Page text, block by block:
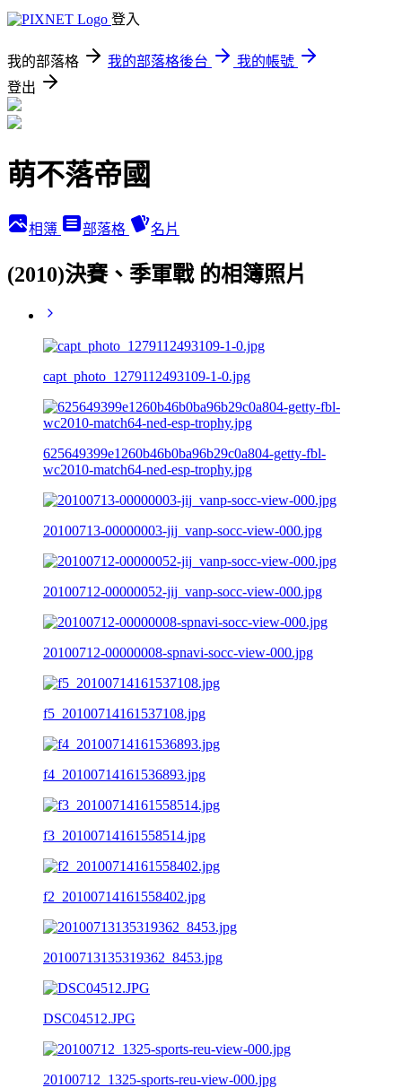
登入
我的部落格 我的部落格後台
我的帳號
登出
萌不落帝國
相簿 部落格 名片
(2010)決賽、季軍戰 的相簿照片
capt_photo_1279112493109-1-0.jpg
625649399e1260b46b0ba96b29c0a804-getty-fbl-
wc2010-match64-ned-esp-trophy.jpg
20100713-00000003-jij_vanp-socc-view-000.jpg
20100712-00000052-jij_vanp-socc-view-000.jpg
20100712-00000008-spnavi-socc-view-000.jpg
f5_20100714161537108.jpg
f4_20100714161536893.jpg
f3_20100714161558514.jpg
f2_20100714161558402.jpg
20100713135319362_8453.jpg
DSC04512.JPG
20100712_1325-sports-reu-view-000.jpg